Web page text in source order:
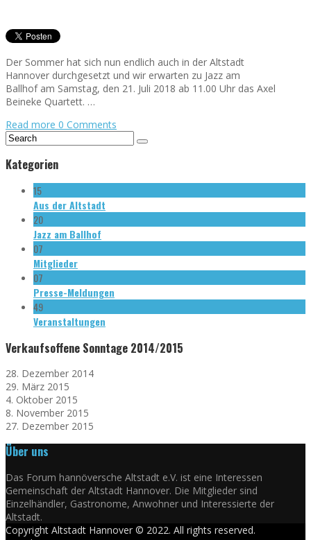
Der Sommer hat sich nun endlich auch in der Altstadt
Hannover durchgesetzt und wir erwarten zu Jazz am
Ballhof am Samstag, den 21. Juli 2018 ab 11.00 Uhr das Axel
Beineke Quartett. …
Read more 0 Comments
Kategorien
15
Aus der Altstadt
20
Jazz am Ballhof
07
Mitglieder
07
Presse-Meldungen
49
Veranstaltungen
Verkaufsoffene Sonntage 2014/2015
28. Dezember 2014
29. März 2015
4. Oktober 2015
8. November 2015
27. Dezember 2015
Über uns
Das Forum hannöversche Altstadt e.V. ist eine Interessen
Gemeinschaft der Altstadt Hannover. Die Mitglieder sind
Einzelhändler, Gastronome, Anwohner und Interessierte der
Altstadt.
Copyright Altstadt Hannover © 2022. All rights reserved.